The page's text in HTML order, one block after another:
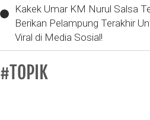
Kakek Umar KM Nurul Salsa
Berikan Pelampung Terakhir
Viral di Media Sosial!
#TOPIK